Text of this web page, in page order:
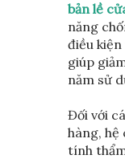
bản lề
năng
điều
giúp
năm sử
Đối với
hàng, hệ
tính